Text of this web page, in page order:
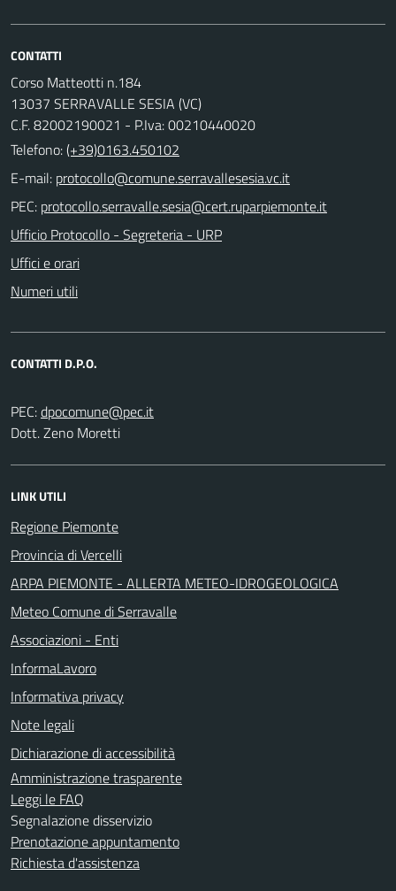
CONTATTI
Corso Matteotti n.184
13037 SERRAVALLE SESIA (VC)
C.F. 82002190021 - P.Iva: 00210440020
Telefono:(+39)0163.450102
E-mail:
PEC:
Ufficio Protocollo - Segreteria - URP
Uffici e orari
Numeri utili
CONTATTI D.P.O.
PEC:
Dott. Zeno Moretti
LINK UTILI
Regione Piemonte
Provincia di Vercelli
ARPA PIEMONTE - ALLERTA METEO-IDROGEOLOGICA
Meteo Comune di Serravalle
Associazioni - Enti
InformaLavoro
Informativa privacy
Note legali
Dichiarazione di accessibilità
Amministrazione trasparente
Leggi le FAQ
Segnalazione disservizio
Prenotazione appuntamento
Richiesta d'assistenza